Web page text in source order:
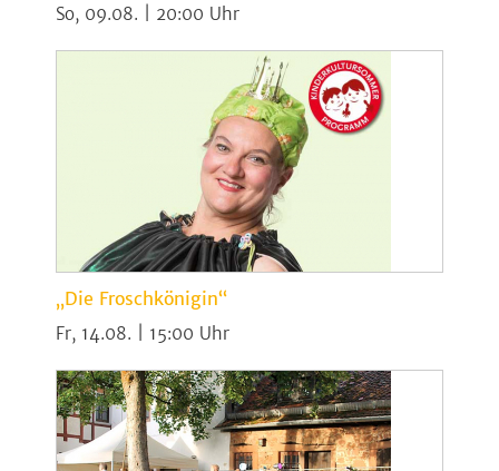
So, 09.08. | 20:00
„Die Froschkönigin“
Fr, 14.08. | 15:00